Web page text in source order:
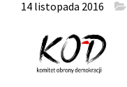
14 listopada 2016